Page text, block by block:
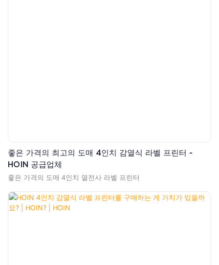
좋은 가격의 최고의 도매 4인치 감열식 라벨 프린터 -
HOIN 공급업체
좋은 가격의 도매 4인치 열전사 라벨 프린터